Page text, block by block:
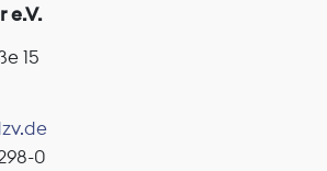
e.V.
15
0